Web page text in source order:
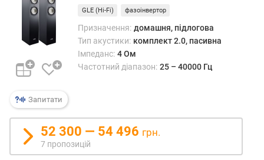
а
н
л
в
і
л
ь
к
і
Запитати
GLE (Hi-Fi) фазоінвертор
Призначення: домашня, підлогова
Тип акустики: комплект 2.0, пасивна
Імпеданс: 4 Ом
Частотний діапазон: 25 – 40000 Гц
52 300 — 54 496 грн.
7 пропозицій